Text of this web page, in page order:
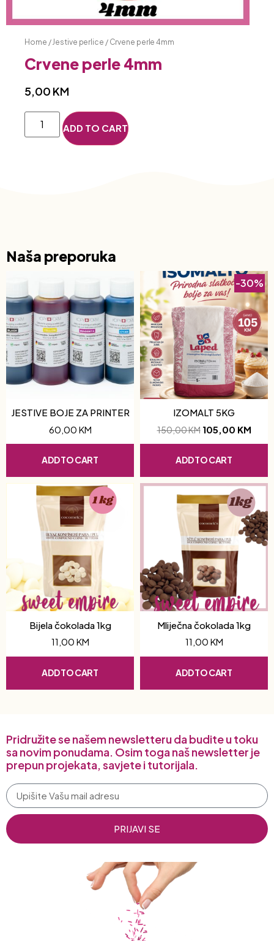
Home / Jestive perlice / Crvene perle 4mm
Crvene perle 4mm
5,00 KM
ADD TO CART
Naša preporuka
JESTIVE BOJE ZA PRINTER
60,00 KM
ADD TO CART
-30%
IZOMALT 5KG
150,00KM 105,00 KM
ADD TO CART
Bijela čokolada 1kg
11,00 KM
ADD TO CART
Mliječna čokolada 1kg
11,00 KM
ADD TO CART
Pridružite se našem newsletteru da budite u toku
sa novim ponudama. Osim toga naš newsletter je
prepun projekata, savjete i tutorijala.
PRIJAVI SE